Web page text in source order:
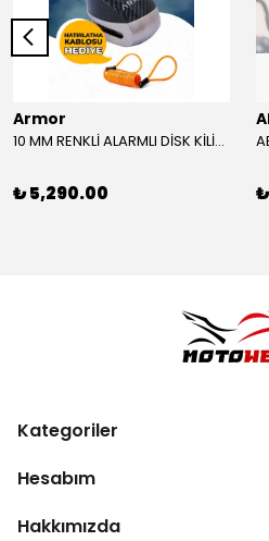
Armor
10 MM RENKLİ ALARMLI DİSK KİLİDİ YENİ VERSİYON
₺ 5,290.00
Kategoriler
Hesabım
Hakkımızda